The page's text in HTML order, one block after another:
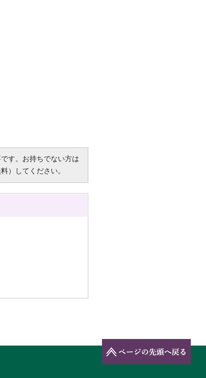
す。お持ちでない方は
）してください。